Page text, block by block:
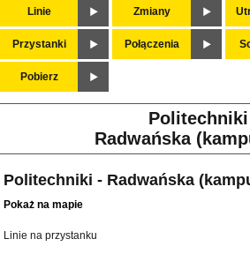
Linie Zmiany
Przystanki Połączenia
Pobierz
Politechniki
Radwańska
Politechniki - Radwańska
Pokaż na mapie
Linie na przystanku